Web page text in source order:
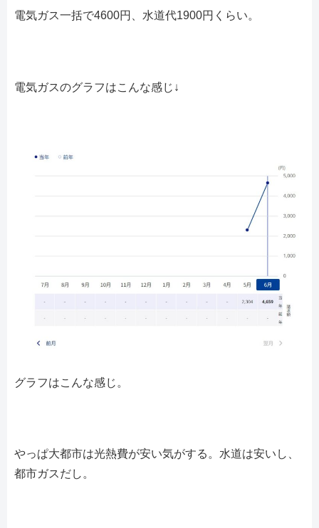
電気ガス一括で4600円、水道代1900円くらい。
電気ガスのグラフはこんな感じ↓
グラフはこんな感じ。
やっぱ大都市は光熱費が安い気がする。水道は安いし、
都市ガスだし。